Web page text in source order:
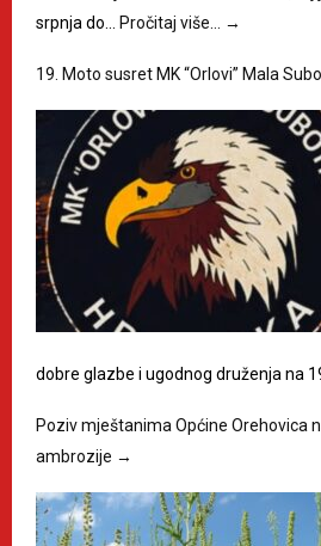
srpnja do… Pročitaj više… →
19. Moto susret MK “Orlovi” Mala
dobre glazbe i ugodnog druženja na
Poziv mještanima Općine Orehovica
ambrozije →